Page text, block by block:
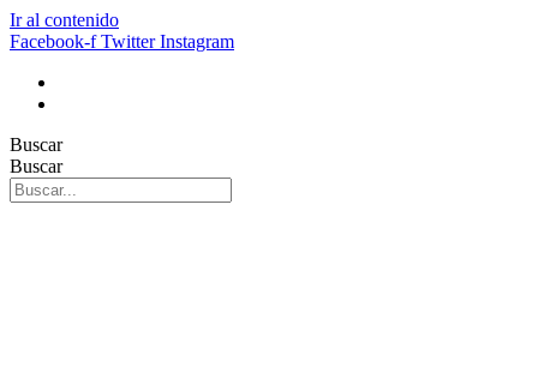
Ir al contenido
Facebook-f Twitter Instagram
Buscar
Buscar